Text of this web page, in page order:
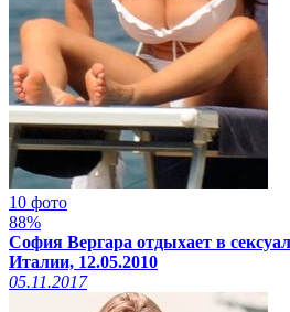
10 фото
88%
София Вергара отдыхает в
Италии, 12.05.2010
05.11.2017